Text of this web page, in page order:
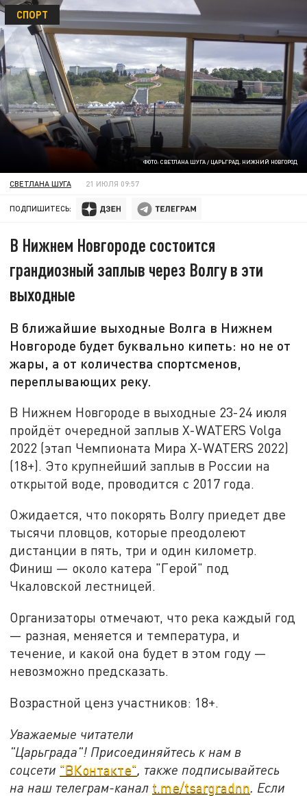
ФОТО: СВЕТЛАНА ШУГА / ЦАРЬГРАД. НИЖНИЙ НОВГОРОД
СПОРТ
СВЕТЛАНА ШУГА 21 ИЮЛЯ 09:57
ПОДПИШИТЕСЬ:
В Нижнем Новгороде состоится
грандиозный заплыв через Волгу в эти
выходные
В ближайшие выходные Волга в Нижнем
Новгороде будет буквально кипеть: но не от
жары, а от количества спортсменов,
переплывающих реку.
В Нижнем Новгороде в выходные 23-24 июля
пройдёт очередной заплыв X-WATERS Volga
2022 (этап Чемпионата Мира X-WATERS 2022)
(18+). Это крупнейший заплыв в России на
открытой воде, проводится с 2017 года.
Ожидается, что покорять Волгу приедет две
тысячи пловцов, которые преодолеют
дистанции в пять, три и один километр.
Финиш — около катера "Герой" под
Чкаловской лестницей.
Организаторы отмечают, что река каждый год
— разная, меняется и температура, и
течение, и какой она будет в этом году —
невозможно предсказать.
Возрастной ценз участников: 18+.
Уважаемые читатели
"Царьграда"! Присоединяйтесь к нам в
соцсети "ВКонтакте" , также подписывайтесь
на наш телеграм-канал t.me/tsargradnn . Если